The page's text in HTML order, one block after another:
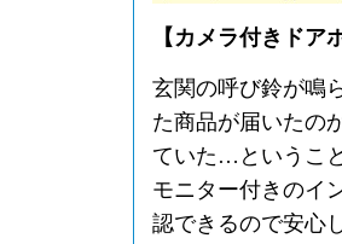
【カメラ付きドア
玄関の呼び鈴が鳴
た商品が届いたの
ていた…というこ
モニター付きのイ
認できるので安心